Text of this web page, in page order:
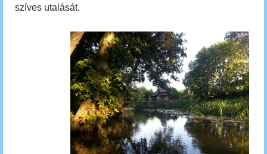
szíves utalását.